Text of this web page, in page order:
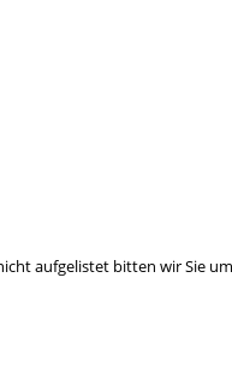
aufgelistet bitten wir Sie